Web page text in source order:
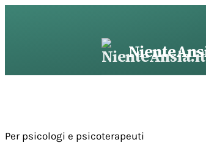
Per psicologi e psicoterapeuti